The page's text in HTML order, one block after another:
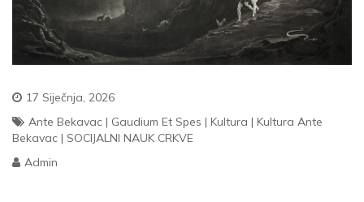
17 Siječnja, 2026
Ante Bekavac | Gaudium Et Spes | Kultura | Kultura Ante
Bekavac | SOCIJALNI NAUK CRKVE
Admin